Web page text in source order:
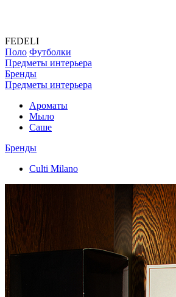
FEDELI
Поло Футболки
Предметы интерьера
Бренды
Предметы интерьера
Ароматы
Мыло
Саше
Бренды
Culti Milano